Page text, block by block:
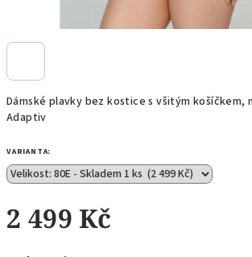
Dámské plavky bez kostice s všitým košíčkem,
Adaptiv
VARIANTA:
2 499 Kč